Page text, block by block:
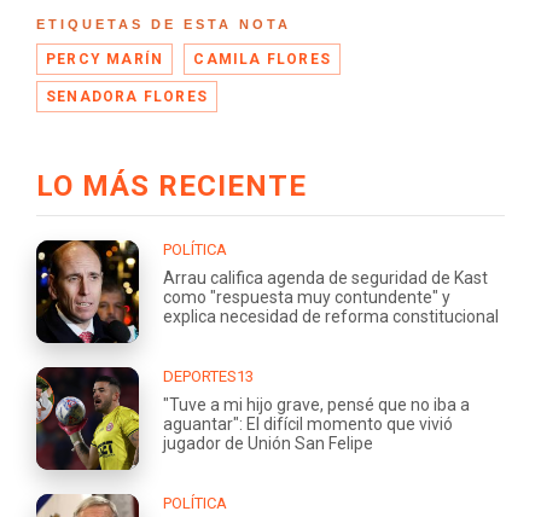
ETIQUETAS DE ESTA NOTA
PERCY MARÍN CAMILA FLORES
SENADORA FLORES
LO MÁS RECIENTE
POLÍTICA
Arrau califica agenda de seguridad de Kast
como "respuesta muy contundente" y
explica necesidad de reforma constitucional
DEPORTES13
"Tuve a mi hijo grave, pensé que no iba a
aguantar": El difícil momento que vivió
jugador de Unión San Felipe
POLÍTICA